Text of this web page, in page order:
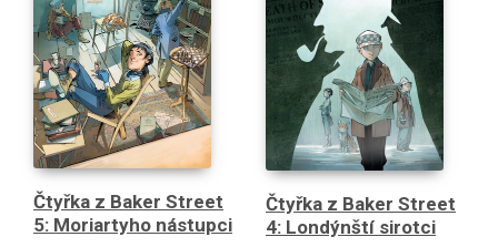
Čtyřka z Baker Street
5: Moriartyho nástupci
Čtyřka z Baker Street
4: Londýnští sirotci